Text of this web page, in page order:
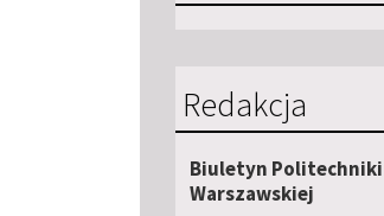
Redakcja
Biuletyn Politechniki
Warszawskiej